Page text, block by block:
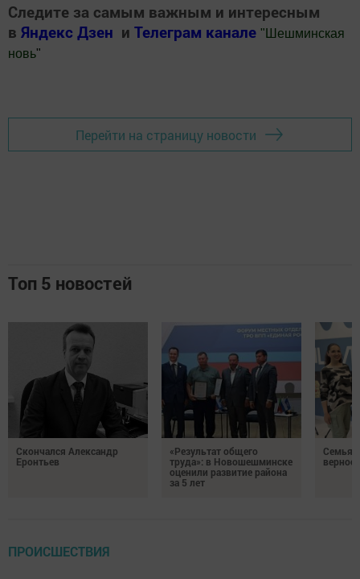
Следите за самым важным и интересным
в Яндекс Дзен и Телеграм канале " Шешминская
новь"
Перейти на страницу новости
Топ 5 новостей
Скончался Александр
Еронтьев
«Результат общего
труда»: в Новошешминске
оценили развитие района
за 5 лет
Семья
ПРОИСШЕСТВИЯ